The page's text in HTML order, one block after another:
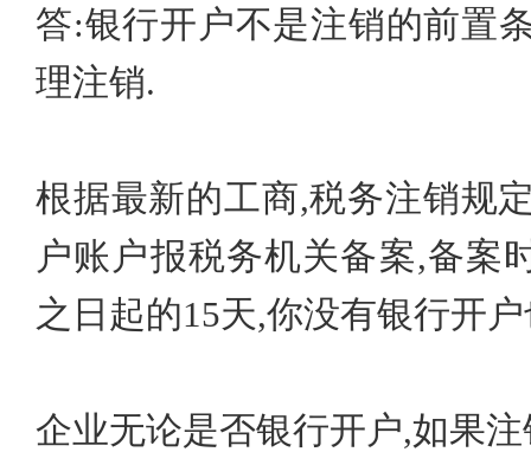
答:银行开户不是注销的前置
理注销.
根据最新的工商,税务注销规
户账户报税务机关备案,备案
之日起的15天,你没有银行开
企业无论是否银行开户,如果